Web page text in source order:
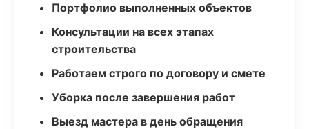
Портфолио выполненных объектов
Консультации на всех этапах
строительства
Работаем строго по договору и смете
Уборка после завершения работ
Выезд мастера в день обращения